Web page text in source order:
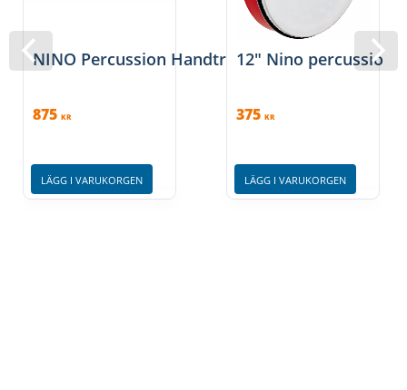
NINO Percussion Handtrumma 10'', NINO38
875 KR
LÄGG I VARUKORGEN
12" Nino percussion
375 KR
LÄGG I VARUKORGEN